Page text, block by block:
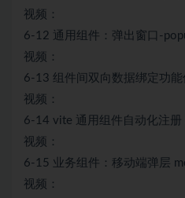
视频：
6-12 通用组件：弹出窗口-
视频：
6-13 组件间双向数据绑定功
视频：
6-14 vite 通用组件自动化注册
视频：
6-15 业务组件：移动端弹层
视频：